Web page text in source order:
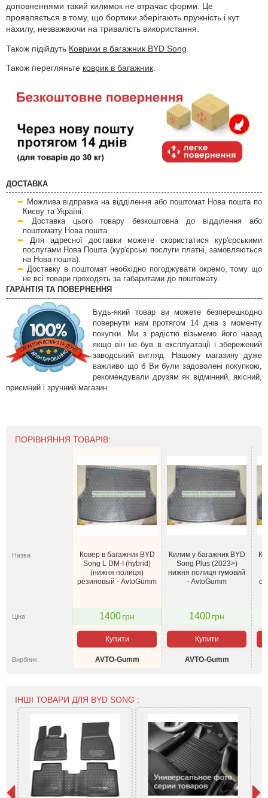
доповненнями такий килимок не втрачає форми. Це
проявляється в тому, що бортики зберігають пружність і кут
нахилу, незважаючи на тривалість використання.
Також підійдуть Коврики в багажник BYD Song
Також перегляньте коврик в багажник
ДОСТАВКА
Можлива відправка на відділення або поштомат Нова пошта по
Києву та Україні.
Доставка цього товару безкоштовна до відділення або
поштомату Нова пошта.
Для адресної доставки можете скористатися кур'єрськими
послугами Нова Пошта (кур'єрські послуги платні, замовляються
на Нова пошта).
Доставку в поштомат необхідно погоджувати окремо, тому що
не всі товари проходять за габаритами до поштомату.
ГАРАНТІЯ ТА ПОВЕРНЕННЯ
Будь-який товар ви можете безперешкодно
повернути нам протягом 14 днів з моменту
покупки. Ми з радістю візьмемо його назад
якщо він не був в експлуатації і збережений
заводський вигляд. Нашому магазину дуже
важливо що б Ви були задоволені покупкою,
рекомендували друзям як відмінний, якісний,
приємний і зручний магазин.
ПОРІВНЯННЯ ТОВАРІВ:
Назва
Ковер в багажник BYD
Song L DM-I (hybrid)
(нижня полиця)
резиновый - AvtoGumm
Килим у багажник BYD
Song Plus (2023>)
нижня полиця гумовий
- AvtoGumm
Ціна 1400грн 1400грн
Купити Купити
Вирбник: AVTO-Gumm AVTO-Gumm
ІНШІ ТОВАРИ ДЛЯ BYD SONG :